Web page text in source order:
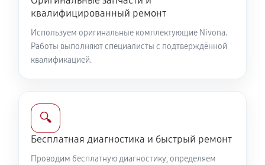
квалифицированный ремонт
Используем оригинальные комплектующие Nivona.
Работы выполняют специалисты с подтверждённой
квалификацией.
🔍
Бесплатная диагностика и быстрый ремонт
Проводим бесплатную диагностику, определяем